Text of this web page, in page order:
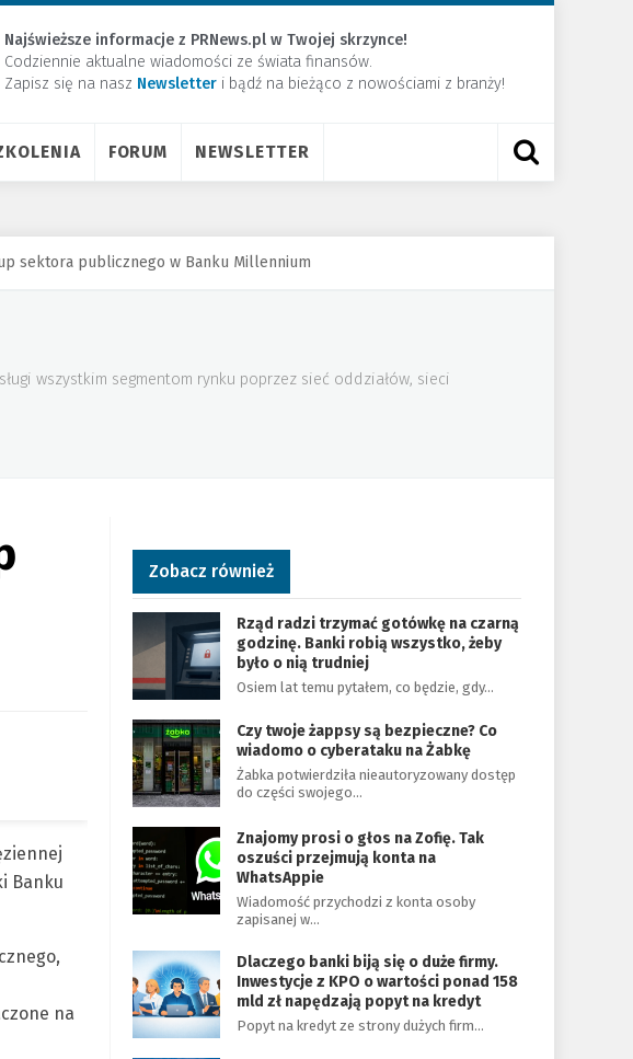
Najświeższe informacje z PRNews.pl w Twojej skrzynce!
Codziennie aktualne wiadomości ze świata finansów.
Zapisz się na nasz Newsletter ​i bądź na bieżąco z nowościami z branży!
FORUM NEWSLETTER
sektora publicznego w Banku Millennium
wszystkim segmentom rynku poprzez sieć oddziałów, sieci
Banku
na
Zobacz również
Rząd radzi trzymać gotówkę na czarną
godzinę. Banki robią wszystko, żeby
było o nią trudniej
Osiem lat temu pytałem, co będzie, gdy…
Czy twoje żappsy są bezpieczne? Co
wiadomo o cyberataku na Żabkę
Żabka potwierdziła nieautoryzowany dostęp
do części swojego…
Znajomy prosi o głos na Zofię. Tak
oszuści przejmują konta na
WhatsAppie
Wiadomość przychodzi z konta osoby
zapisanej w…
Dlaczego banki biją się o duże firmy.
Inwestycje z KPO o wartości ponad 158
mld zł napędzają popyt na kredyt
Popyt na kredyt ze strony dużych firm…